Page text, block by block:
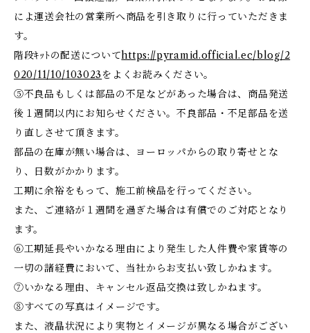
によ運送会社の営業所へ商品を引き取りに行っていただきま
す。
階段ｷｯﾄの配送についてhttps://pyramid.official.ec/blog/2
020/11/10/103023をよくお読みください。
⑤不良品もしくは部品の不足などがあった場合は、商品発送
後１週間以内にお知らせください。不良部品・不足部品を送
り直しさせて頂きます。
部品の在庫が無い場合は、ヨーロッパからの取り寄せとな
り、日数がかかります。
工期に余裕をもって、施工前検品を行ってください。
また、ご連絡が１週間を過ぎた場合は有償でのご対応となり
ます。
⑥工期延長やいかなる理由により発生した人件費や家賃等の
一切の諸経費において、当社からお支払い致しかねます。
⑦いかなる理由、キャンセル返品交換は致しかねます。
⑧すべての写真はイメージです。
また、液晶状況により実物とイメージが異なる場合がござい